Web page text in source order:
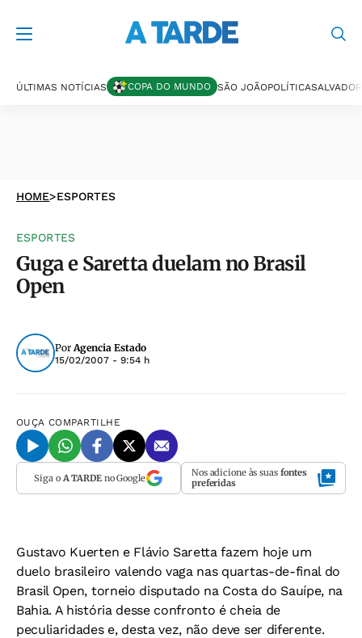
ÚLTIMAS NOTÍCIAS COPA DO MUNDO SÃO JOÃOPOLÍTICASALVADOR
HOME>ESPORTES
ESPORTES
Guga e Saretta duelam no Brasil
Open
PorAgencia Estado
15/02/2007 - 9:54 h
OUÇA COMPARTILHE
Siga o A TARDEno Google Nos adicione às suas fontes
preferidas
Gustavo Kuerten e Flávio Saretta fazem hoje um
duelo brasileiro valendo vaga nas quartas-de-final do
Brasil Open, torneio disputado na Costa do Sauípe, na
Bahia. A história desse confronto é cheia de
peculiaridades e, desta vez, não deve ser diferente.